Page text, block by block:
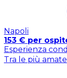
Napoli
153 € per
Esperienza
Tra le più amate